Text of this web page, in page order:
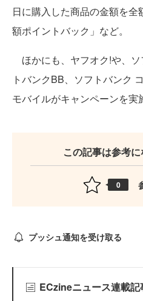
日に購入した商品の金額を
額ポイントバック」など。
ほかにも、ヤフオク!や、
トバンクBB、ソフトバンク
モバイルがキャンペーンを実
この記事は参考
0
プッシュ通知を受け取る
ECzineニュース連載記